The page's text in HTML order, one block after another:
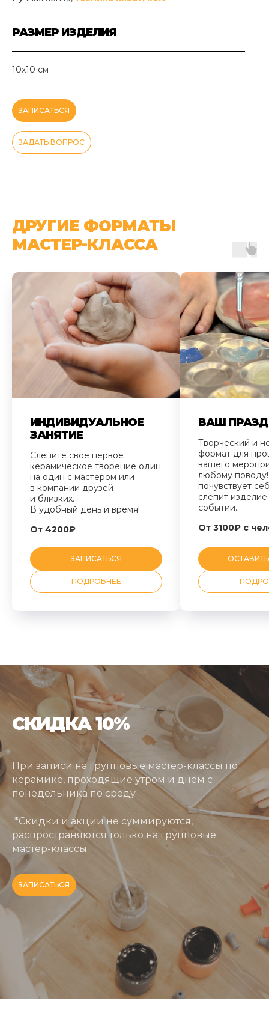
РАЗМЕР ИЗДЕЛИЯ
10х10 см
ЗАПИСАТЬСЯ
ЗАДАТЬ ВОПРОС
ДРУГИЕ ФОРМАТЫ
МАСТЕР-КЛАССА
ИНДИВИДУАЛЬНОЕ
ЗАНЯТИЕ
Слепите свое первое
керамическое творение один
на один с мастером или
в компании друзей
и близких.
В удобный день и время!
От 4200₽
ЗАПИСАТЬСЯ
ПОДРОБНЕЕ
ВАШ
Творческий и
формат для
вашего
любому
почувствует
слепит
событии.
От 3100₽ с
СКИДКА 10%
При записи на групповые мастер-классы по
керамике, проходящие утром и днем с
понедельника по среду
*Скидки и акции не суммируются,
распространяются только на групповые
мастер-классы
ЗАПИСАТЬСЯ